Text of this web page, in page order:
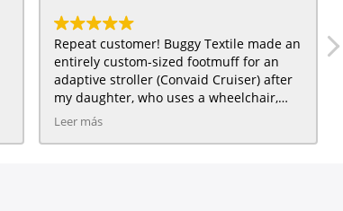
Repeat customer! Buggy Textile made an
entirely custom-sized footmuff for an
adaptive stroller (Convaid Cruiser) after
my daughter, who uses a wheelchair,
grew out of a traditional City Mini
Leer más